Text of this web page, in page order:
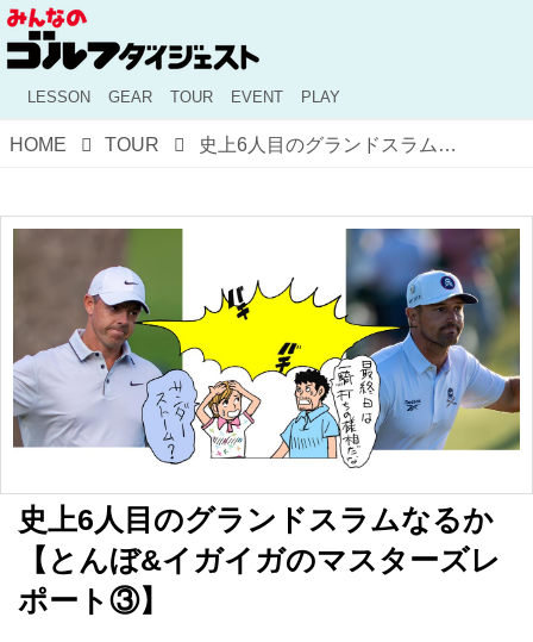
LESSON GEAR TOUR EVENT PLAY
HOME TOUR 史上6人目のグランドスラムなるか【とんぼ&イガイガのマスターズレポート③】
史上6人目のグランドスラムなるか
【とんぼ&イガイガのマスターズレ
ポート③】